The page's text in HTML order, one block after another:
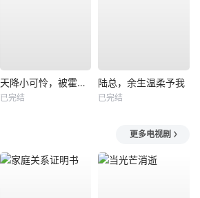
天降小可怜，被霍爷宠上天
已完结
陆总，余生温柔予我
已完结
更多电视剧